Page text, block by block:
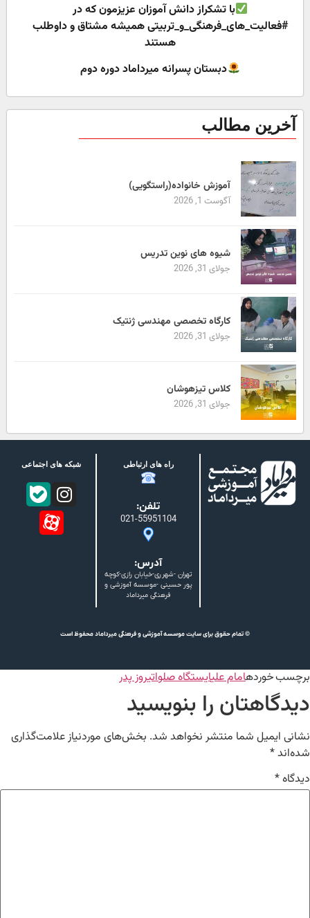
با تشکراز دانش آموزان عزیزمون که در
#فعالیت_های_فرهنگی_و_تربیتی همیشه مشتاق و داوطلب
هستند
دبستان پسرانه میرداماد دوره دوم
آخرین مطالب
آموزش خانواده(راستگویی)
آگوست 1, 2026
شیوه های نوین تدریس
جولای 31, 2026
کارگاه تخصصی مهندسی ژنتیک
جولای 31, 2026
کلاس تیزهوشان
جولای 31, 2026
راه های ارتباطی
تلفن:
021-55951104
آدرس:
تهران -شهرری-خیابان رازی-کوچه
پور حسینی -موسسه آموزشی و
فرهنگی میرداماد
شبکه های اجتماعی
© تمام حقوق برای سایت موسسه آموزشی و فرهنگی میرداماد محفوظ است
برچسب خوردهامام علیایستگاه صلواتیروز پدر
دیدگاهتان را بنویسید
نشانی ایمیل شما منتشر نخواهد شد. بخش‌های موردنیاز علامت‌گذاری
شده‌اند*
دیدگاه*